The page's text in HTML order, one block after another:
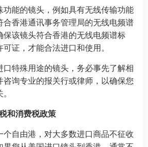
功能的镜头，例如具有无线传输功能
合香港通讯事务管理局的无线电频谱
该镜头符合香港的无线电频谱标
证，才能合法进口和使用。
特殊用途的镜头，务必事先了解相
咨询专业的报关行或律师，以确保您
和消费税政策
自由港，对大多数进口商品不征收